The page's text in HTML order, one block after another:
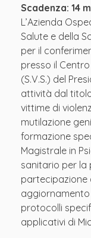
Scadenza: 14
L’Azienda
Salute e della
per il
presso il
(S.V.S.) del
attività dal
vittime di
mutilazione
formazione
Magistrale in
sanitario per la
partecipazione
protocolli
applicativi di